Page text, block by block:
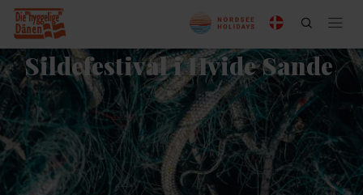
Sildefestival i Hvide Sande